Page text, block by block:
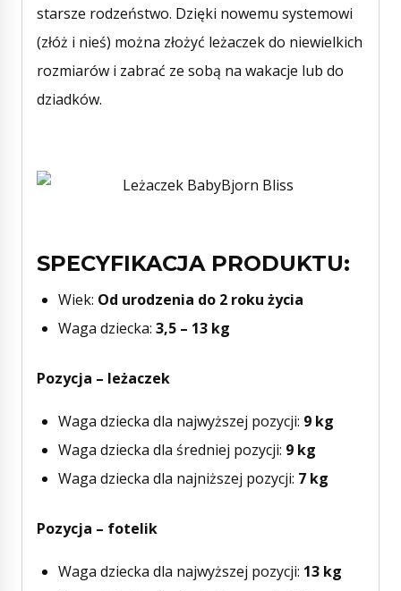
starsze rodzeństwo. Dzięki nowemu systemowi
(złóż i nieś) można złożyć leżaczek do niewielkich
rozmiarów i zabrać ze sobą na wakacje lub do
dziadków.
SPECYFIKACJA PRODUKTU:
Wiek: Od urodzenia do 2 roku życia
Waga dziecka: 3,5 – 13 kg
Pozycja – leżaczek
Waga dziecka dla najwyższej pozycji: 9 kg
Waga dziecka dla średniej pozycji: 9 kg
Waga dziecka dla najniższej pozycji: 7 kg
Pozycja – fotelik
Waga dziecka dla najwyższej pozycji: 13 kg